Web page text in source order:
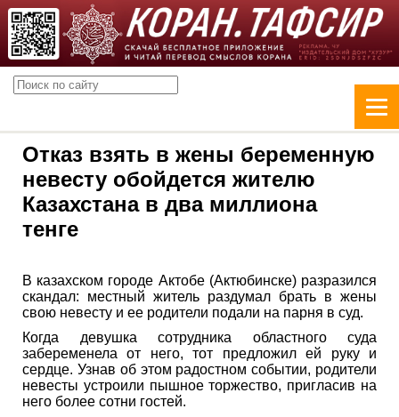
Отказ взять в жены беременную
невесту обойдется жителю
Казахстана в два миллиона
тенге
В казахском городе Актобе (Актюбинске) разразился
скандал: местный житель раздумал брать в жены
свою невесту и ее родители подали на парня в суд.
Когда девушка сотрудника областного суда
забеременела от него, тот предложил ей руку и
сердце. Узнав об этом радостном событии, родители
невесты устроили пышное торжество, пригласив на
него более сотни гостей.